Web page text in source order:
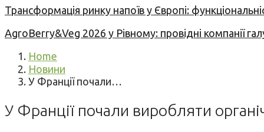
Трансформація ринку напоїв у Європі:
AgroBerry&Veg 2026 у Рівному: провідні компанії
Home
Новини
У Франції почали…
У Франції почали виробляти